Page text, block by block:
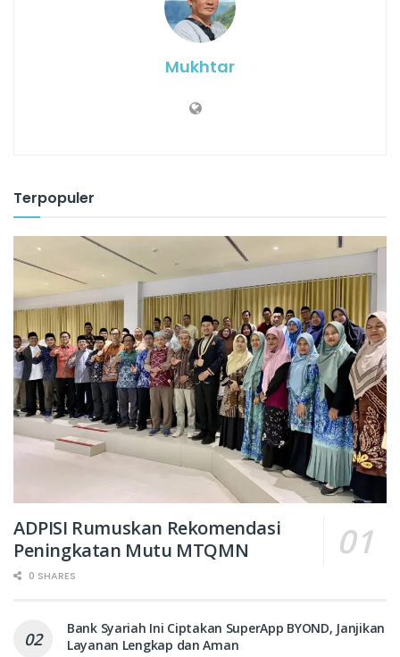
Mukhtar
Terpopuler
ADPISI Rumuskan Rekomendasi
Peningkatan Mutu MTQMN
0 SHARES
Bank Syariah Ini Ciptakan SuperApp BYOND, Janjikan
Layanan Lengkap dan Aman